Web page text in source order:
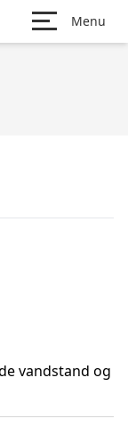
Menu
vandstand og